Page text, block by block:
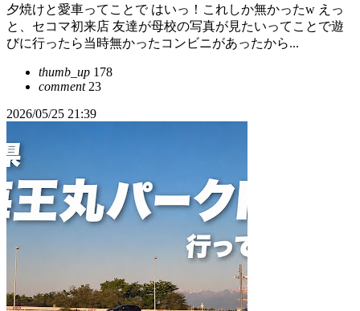
夕焼けと愛車ってことで はいっ！これしか無かったw えっ
と、セコマ初来店 友達が母校の写真が見たいってことで遊
びに行ったら当時無かったコンビニがあったから...
thumb_up 178
comment23
2026/05/25 21:39